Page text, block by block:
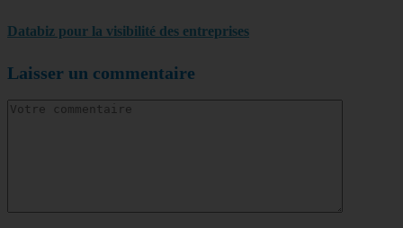
Databiz pour la visibilité des entreprises
Laisser un commentaire